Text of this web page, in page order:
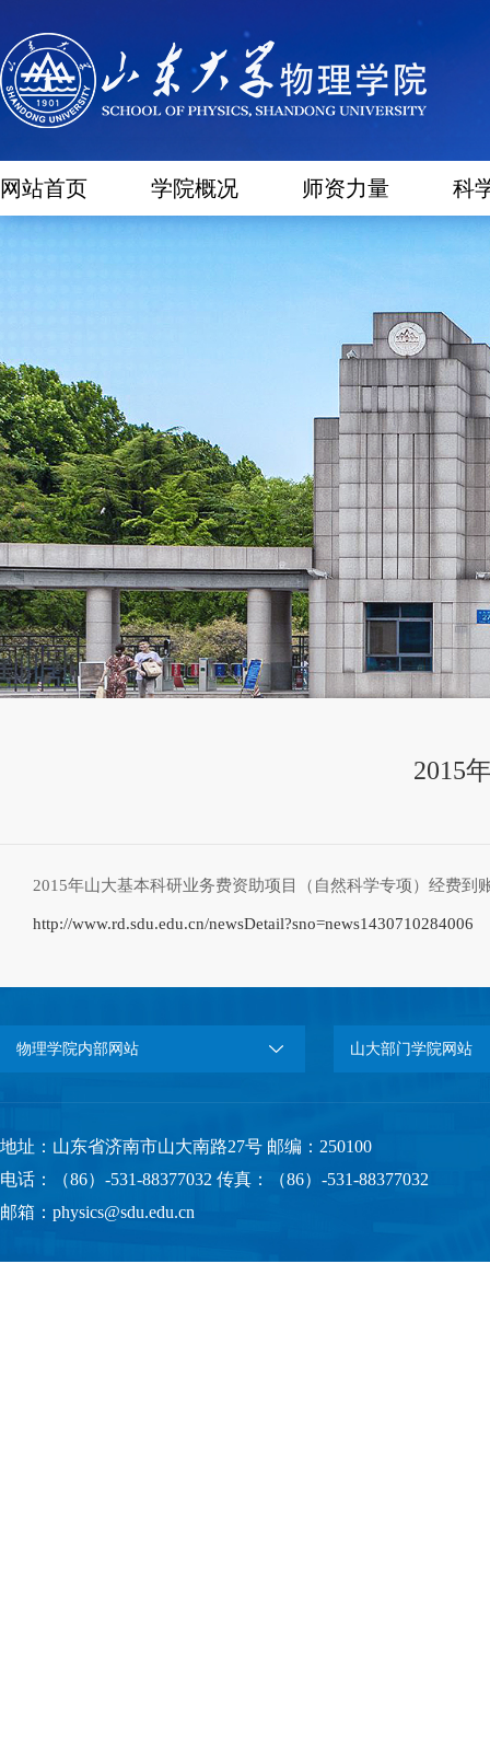
网站首页 学院概况 师资力量 科
2015
2015年山大基本科研业务费资助项目（自然科学专项）经费到
http://www.rd.sdu.edu.cn/newsDetail?sno=news1430710284006
物理学院内部网站 山大部门学院网站
地址：山东省济南市山大南路27号 邮编：250100
电话：（86）-531-88377032 传真：（86）-531-88377032
邮箱：physics@sdu.edu.cn